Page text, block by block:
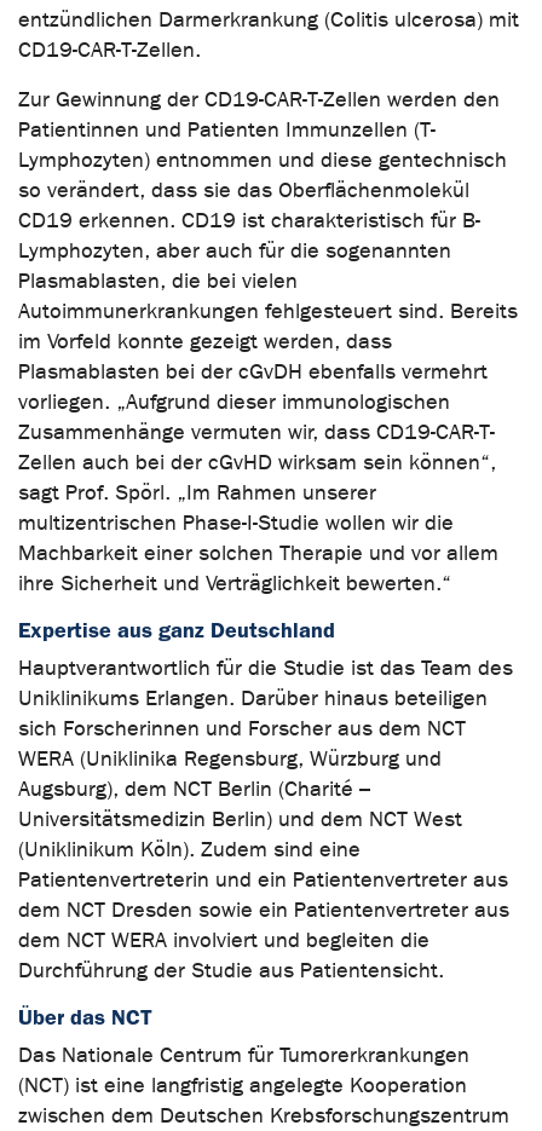
entzündlichen Darmerkrankung (Colitis ulcerosa) mit
CD19-CAR-T-Zellen.
Zur Gewinnung der CD19-CAR-T-Zellen werden den
Patientinnen und Patienten Immunzellen (T-
Lymphozyten) entnommen und diese gentechnisch
so verändert, dass sie das Oberflächenmolekül
CD19 erkennen. CD19 ist charakteristisch für B-
Lymphozyten, aber auch für die sogenannten
Plasmablasten, die bei vielen
Autoimmunerkrankungen fehlgesteuert sind. Bereits
im Vorfeld konnte gezeigt werden, dass
Plasmablasten bei der cGvDH ebenfalls vermehrt
vorliegen. „Aufgrund dieser immunologischen
Zusammenhänge vermuten wir, dass CD19-CAR-T-
Zellen auch bei der cGvHD wirksam sein können“,
sagt Prof. Spörl. „Im Rahmen unserer
multizentrischen Phase-I-Studie wollen wir die
Machbarkeit einer solchen Therapie und vor allem
ihre Sicherheit und Verträglichkeit bewerten.“
Expertise aus ganz Deutschland
Hauptverantwortlich für die Studie ist das Team des
Uniklinikums Erlangen. Darüber hinaus beteiligen
sich Forscherinnen und Forscher aus dem NCT
WERA (Uniklinika Regensburg, Würzburg und
Augsburg), dem NCT Berlin (Charité –
Universitätsmedizin Berlin) und dem NCT West
(Uniklinikum Köln). Zudem sind eine
Patientenvertreterin und ein Patientenvertreter aus
dem NCT Dresden sowie ein Patientenvertreter aus
dem NCT WERA involviert und begleiten die
Durchführung der Studie aus Patientensicht.
Über das NCT
Das Nationale Centrum für Tumorerkrankungen
(NCT) ist eine langfristig angelegte Kooperation
zwischen dem Deutschen Krebsforschungszentrum